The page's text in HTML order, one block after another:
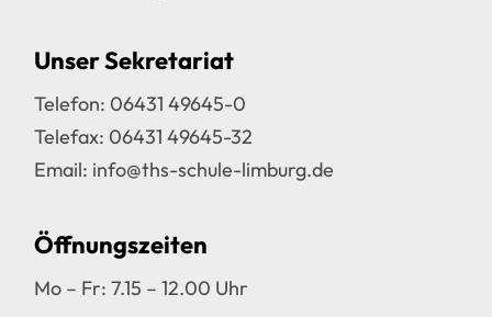
Unser Sekretariat
Telefon: 06431 49645-0
Telefax: 06431 49645-32
Email: info@ths-schule-limburg.de
Öffnungszeiten
Mo – Fr: 7.15 – 12.00 Uhr